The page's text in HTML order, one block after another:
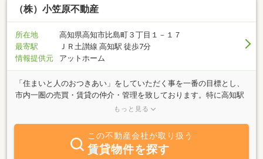
（株）小笠原不動産
所在地
高知県高知市比島町３丁目１－１７
最寄駅
ＪＲ土讃線 高知駅 徒歩7分
情報提供元
アットホーム
「住まいと人のおつきあい」をしていただく事を一番の目標とし、
市内一圏の売買・賃貸の仲介・管理を致しております。特に高知駅
周辺のお部屋探しはお任せ下さい。高知市の物件探しのパートナー
コツと・・・」その精神を大切にしながらがんばっております。お
客様のライフスタイルにあった物件情報を提供すると共に、ご納得
いただけるまでアドバイスさせていただきます。住み替え時のお客
もっと見る
この不動産会社が取り扱う
賃貸物件を探す